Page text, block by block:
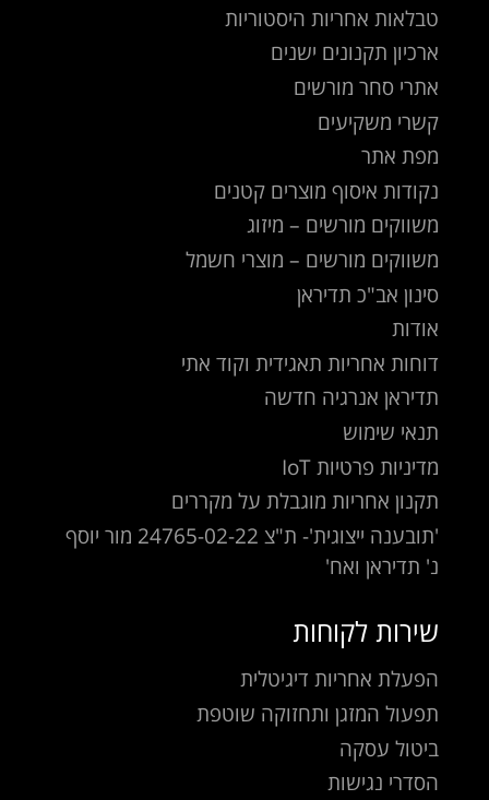
טבלאות אחריות היסטוריות
ארכיון תקנונים ישנים
אתרי סחר מורשים
קשרי משקיעים
מפת אתר
נקודות איסוף מוצרים קטנים
משווקים מורשים – מיזוג
משווקים מורשים – מוצרי חשמל
סינון אב"כ תדיראן
אודות
דוחות אחריות תאגידית וקוד אתי
תדיראן אנרגיה חדשה
תנאי שימוש
מדיניות פרטיות IoT
תקנון אחריות מוגבלת על מקררים
'תובענה ייצוגית'- ת"צ 24765-02-22 מור יוסף
נ' תדיראן ואח'
שירות לקוחות
הפעלת אחריות דיגיטלית
תפעול המזגן ותחזוקה שוטפת
ביטול עסקה
הסדרי נגישות